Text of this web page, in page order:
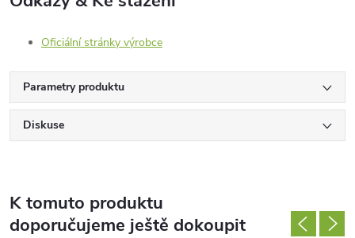
Oficiální stránky výrobce
Parametry produktu
Diskuse
K tomuto produktu
doporučujeme ještě dokoupit